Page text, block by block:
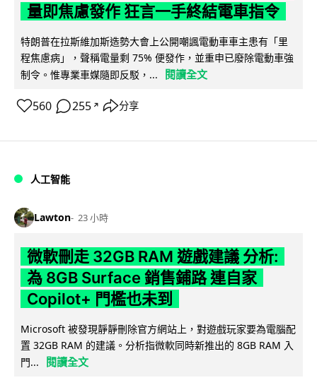
量即焦慮發作 狂言一手終結電車指令
特朗普在拉斯維加斯造勢大會上公開嘲諷電動車車主患有「里
程焦慮病」，聲稱電量剩 75% 便發作，並重申已廢除電動車強
制令。惟專業車媒隨即反駁，...
閱讀全文
560 255 ↗ 分享
人工智能
Lawton 23 小時
微軟刪走 32GB RAM 遊戲建議 分析:
為 8GB Surface 銷售鋪路 連自家
Copilot+ 門檻也未到
Microsoft 被發現靜靜刪除官方網站上，對遊戲玩家要為電腦配
置 32GB RAM 的建議。分析指微軟同時新推出的 8GB RAM 入
門...
閱讀全文